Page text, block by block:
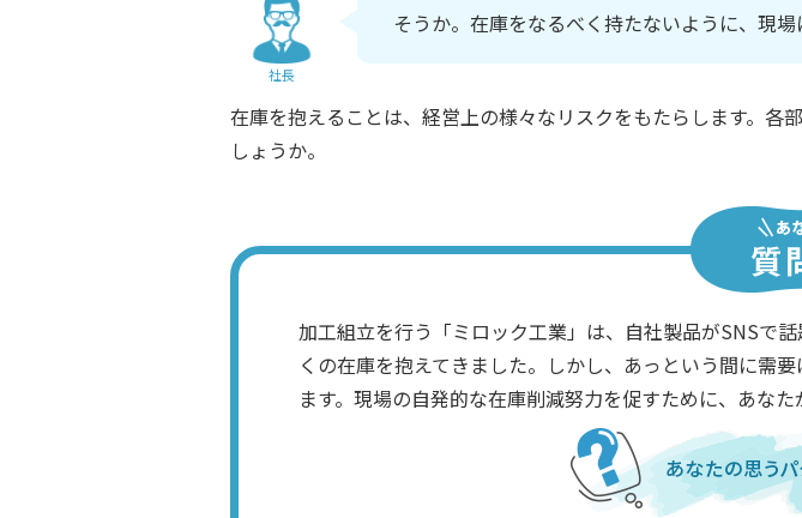
社長
そうか。在庫をなるべく持たないように、現
在庫を抱えることは、経営上の様々なリスクをもたらします。
しょうか。
加工組立を行う「ミロック工業」は、自社製品がSNSで
くの在庫を抱えてきました。しかし、あっという間に需
ます。現場の自発的な在庫削減努力を促すために、あな